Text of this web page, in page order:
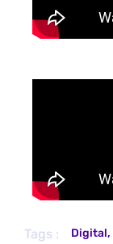
Tags : Digital,